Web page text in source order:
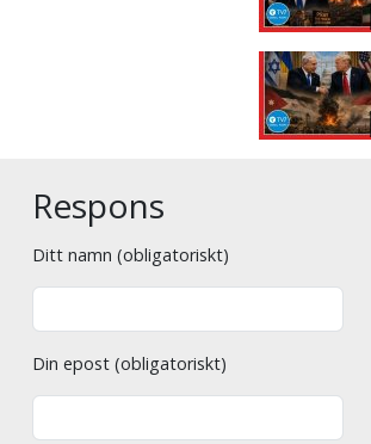
Respons
Ditt namn (obligatoriskt)
Din epost (obligatoriskt)